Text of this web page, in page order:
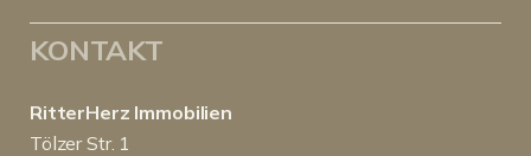
KONTAKT
RitterHerz Immobilien
Tölzer Str. 1